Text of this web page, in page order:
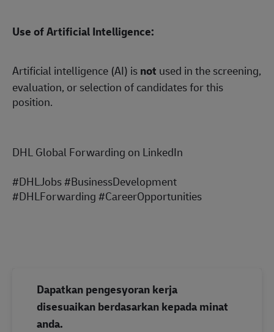
Use of Artificial Intelligence:
Artificial intelligence (AI) isnot used in the screening,
evaluation, or selection of candidates for this
position.
DHL Global Forwarding on LinkedIn
#DHLJobs #BusinessDevelopment
#DHLForwarding #CareerOpportunities
Dapatkan pengesyoran kerja
disesuaikan berdasarkan kepada minat
anda.